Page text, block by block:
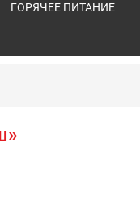
ГОРЯЧЕЕ ПИТАНИЕ